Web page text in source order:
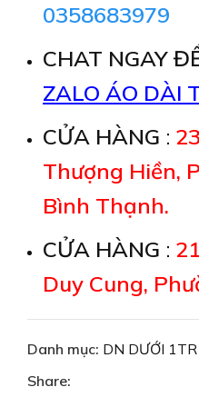
0358683979
CHAT NGAY
ZALO ÁO DÀI
CỬA HÀNG :
Thượng Hiền,
Bình Thạnh.
CỬA HÀNG :
Duy Cung,
Danh mục: DN DƯỚI 1TR
Share: